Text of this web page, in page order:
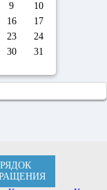
9
10
16
17
23
24
30
31